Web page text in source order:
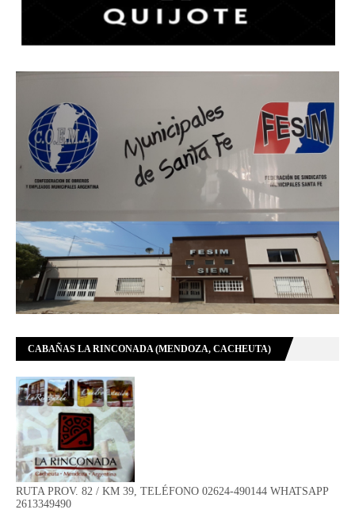
CABAÑAS LA RINCONADA (MENDOZA, CACHEUTA)
RUTA PROV. 82 / KM 39, TELÉFONO 02624-490144 WHATSAPP
2613349490